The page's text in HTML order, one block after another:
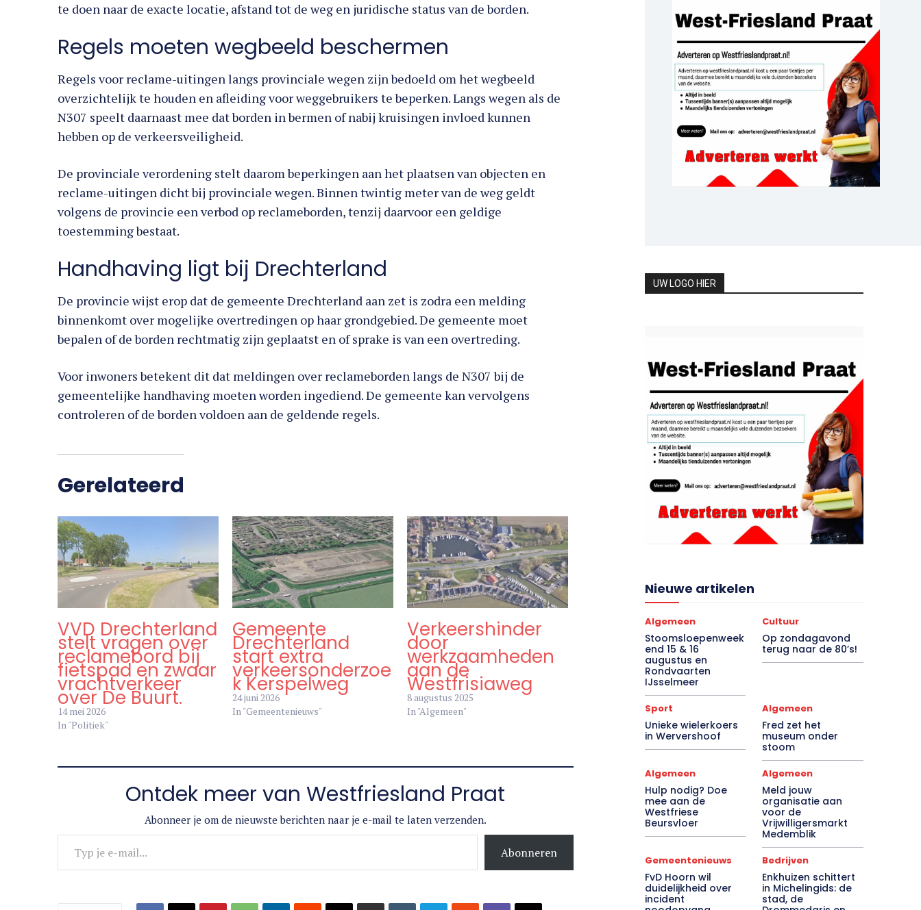
te doen naar de exacte locatie, afstand tot de weg en juridische status van de borden.
Regels moeten wegbeeld beschermen
Regels voor reclame-uitingen langs provinciale wegen zijn bedoeld om het wegbeeld
overzichtelijk te houden en afleiding voor weggebruikers te beperken. Langs wegen als de
N307 speelt daarnaast mee dat borden in bermen of nabij kruisingen invloed kunnen
hebben op de verkeersveiligheid.
De provinciale verordening stelt daarom beperkingen aan het plaatsen van objecten en
reclame-uitingen dicht bij provinciale wegen. Binnen twintig meter van de weg geldt
volgens de provincie een verbod op reclameborden, tenzij daarvoor een geldige
toestemming bestaat.
Handhaving ligt bij Drechterland
De provincie wijst erop dat de gemeente Drechterland aan zet is zodra een melding
binnenkomt over mogelijke overtredingen op haar grondgebied. De gemeente moet
bepalen of de borden rechtmatig zijn geplaatst en of sprake is van een overtreding.
Voor inwoners betekent dit dat meldingen over reclameborden langs de N307 bij de
gemeentelijke handhaving moeten worden ingediend. De gemeente kan vervolgens
controleren of de borden voldoen aan de geldende regels.
Gerelateerd
VVD Drechterland
stelt vragen over
reclamebord bij
fietspad en zwaar
vrachtverkeer
over De Buurt.
14 mei 2026
In "Politiek"
Gemeente
Drechterland
start extra
verkeersonderzoe
k Kerspelweg
24 juni 2026
In "Gemeentenieuws"
Verkeershinder
door
werkzaamheden
aan de
Westfrisiaweg
8 augustus 2025
In "Algemeen"
Ontdek meer van Westfriesland Praat
Abonneer je om de nieuwste berichten naar je e-mail te laten verzenden.
Typ je e-mail...
Abonneren
UW LOGO HIER
Nieuwe artikelen
Algemeen
Stoomsloepenweek
end 15 & 16
augustus en
Rondvaarten
IJsselmeer
Cultuur
Op zondagavond
terug naar de 80’s!
Sport
Unieke wielerkoers
in Wervershoof
Algemeen
Fred zet het
museum onder
stoom
Algemeen
Hulp nodig? Doe
mee aan de
Westfriese
Beursvloer
Algemeen
Meld jouw
organisatie aan
voor de
Vrijwilligersmarkt
Medemblik
Gemeentenieuws
FvD Hoorn wil
duidelijkheid over
incident
Bedrijven
Enkhuizen schittert
in Michelingids: de
stad, de